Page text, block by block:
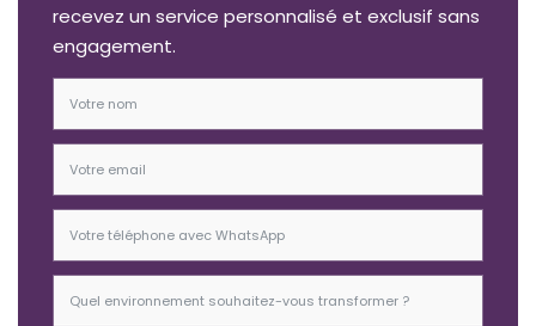
recevez un service personnalisé et exclusif sans
engagement.